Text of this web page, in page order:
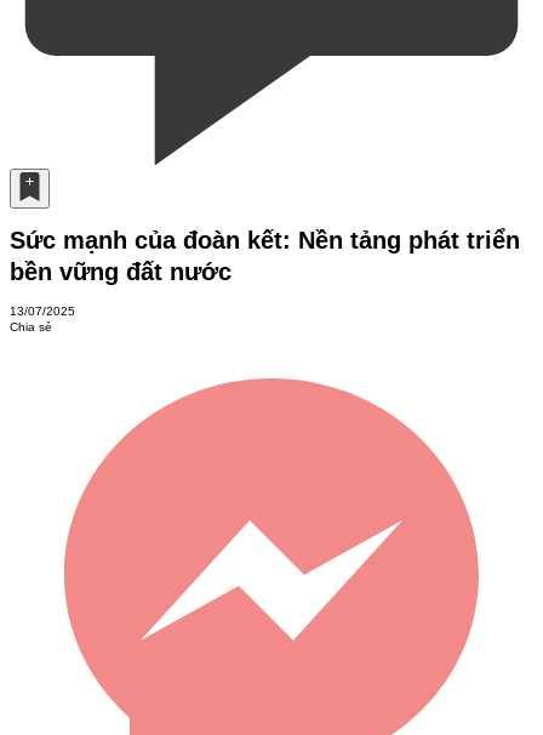
Sức mạnh của đoàn kết: Nền tảng phát triển
bền vững đất nước
13/07/2025
Chia sẻ